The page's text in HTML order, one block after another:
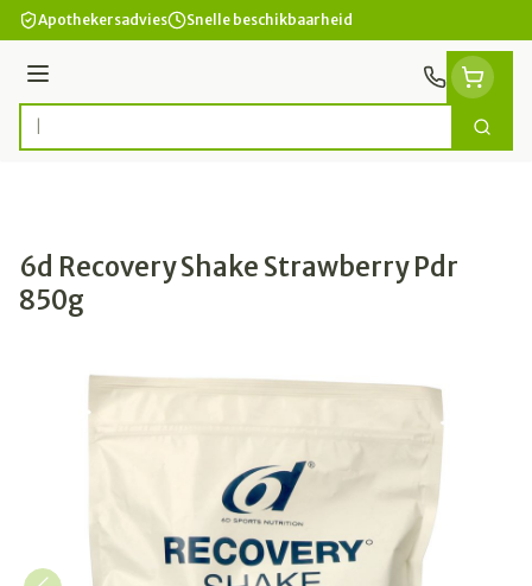
Ga naar de inhoud
Apothekersadvies Snelle beschikbaarheid
Menu
Product, merk, categorie... Zoek
6d Recovery Shake Strawberry Pdr
850g